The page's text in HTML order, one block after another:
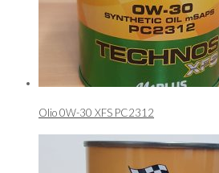
Olio 0W-30 XFS PC2312